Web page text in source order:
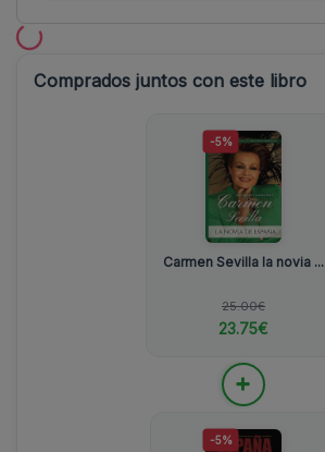
Comprados juntos con este libro
-5%
Carmen Sevilla la novia ...
25.00€
23.75€
+
-5%